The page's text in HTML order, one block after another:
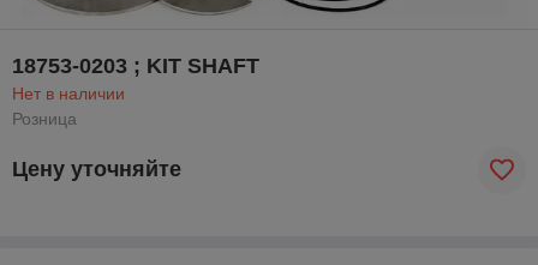
18753-0203 ; KIT SHAFT
Нет в наличии
Розница
Цену уточняйте